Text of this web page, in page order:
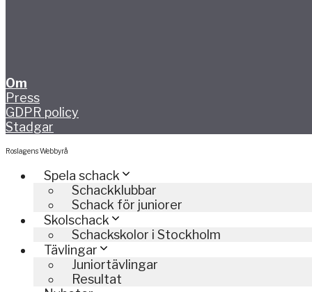
Om
Press
GDPR policy
Stadgar
Roslagens Webbyrå
Spela schack
Schackklubbar
Schack för juniorer
Skolschack
Schackskolor i Stockholm
Tävlingar
Juniortävlingar
Resultat